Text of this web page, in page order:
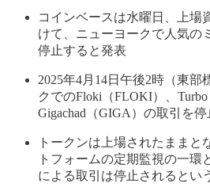
コインベースは水曜日、上場
けて、ニューヨークで人気の
停止すると発表
2025年4月14日午後2時（東部
クでのFloki（FLOKI）、Turbo
Gigachad（GIGA）の取引を停
トークンは上場されたままと
トフォームの定期監視の一環
による取引は停止されるとい